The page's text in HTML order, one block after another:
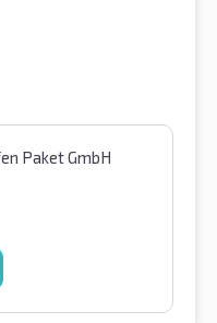
Paket GmbH